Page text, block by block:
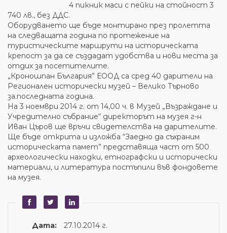
4 пикник маси с пейки на стойност 3
740 лв., без ДДС.
Оборудването ще бъде монтирано през пролетта
на следващата година по протежение на
туристическите маршрути на историческата
крепост за да се създадат удобства и нови места за
отдих за посетителите.
„Кроношпан България” ЕООД са сред 40 дарители на
Регионален исторически музей – Велико Търново
за.последната година.
На 3 ноември 2014 г. от 14,00 ч. в Музей „Възраждане и
Учредително събрание“ директорът на музея г-н
Иван Църов ще връчи свидетелства на дарителите.
Ще бъде открита и изложба “Заедно да съхраним
историческата памет” представяща част от 500
археологически находки, етнографски и исторически
материали, и литература постъпили във фондовете
на музея.
Дата: 27.10.2014 г.